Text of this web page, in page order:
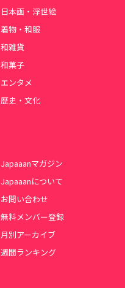
日本画・浮世絵
着物・和服
和雑貨
和菓子
エンタメ
歴史・文化
Japaaanマガジン
Japaaanについて
お問い合わせ
無料メンバー登録
月別アーカイブ
週間ランキング